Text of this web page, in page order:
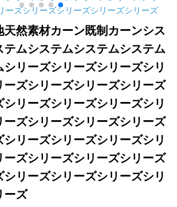
天然素材カーン既制カーンシス
テムシステムシステムシステム
リーズシリーズシリーズシリ
ーズシリーズシリーズシリーズ
リーズシリーズシリーズシリ
ーズシリーズシリーズシリーズ
リーズシリーズシリーズシリ
ーズシリーズシリーズシリーズ
リーズシリーズシリーズシリ
ーズ